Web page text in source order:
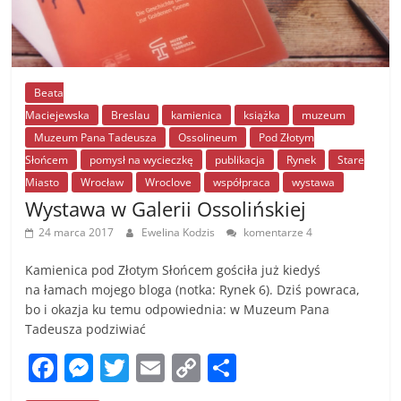
Beata
Maciejewska
Breslau kamienica książka
muzeum
Muzeum Pana Tadeusza
Ossolineum
Pod Złotym
Słońcem
pomysł na wycieczkę publikacja Rynek
Stare
Miasto
Wrocław Wroclove współpraca wystawa
Wystawa w Galerii Ossolińskiej
24 marca 2017 Ewelina Kodzis komentarze 4
Kamienica pod Złotym Słońcem gościła już kiedyś
na łamach mojego bloga (notka: Rynek 6). Dziś powraca,
bo i okazja ku temu odpowiednia: w Muzeum Pana
Tadeusza podziwiać
F M T E C